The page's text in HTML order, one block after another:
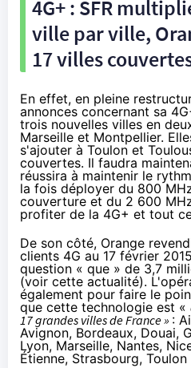
4G+ : SFR
ville par ville,
17 villes
En effet, en pleine
annonces concernant sa 4G
trois nouvelles villes en
Marseille et Montpellier.
s'ajouter à Toulon et
couvertes. Il faudra
réussira à maintenir le
la fois déployer du 800
couverture et du 2 600
profiter de la 4G+ et tout
De son côté, Orange
clients 4G au 17 février
question « que » de 3,7
(voir cette actualité).
également pour faire le
que cette technologie est «
17 grandes villes de France » :
Avignon, Bordeaux, Douai,
Lyon, Marseille, Nantes,
Étienne, Strasbourg,